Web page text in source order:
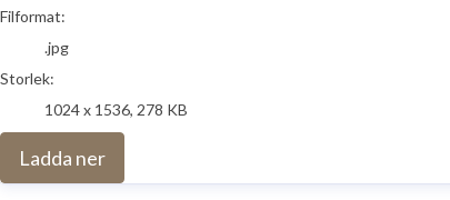
Filformat:
.jpg
Storlek:
1024 x 1536, 278 KB
Ladda ner